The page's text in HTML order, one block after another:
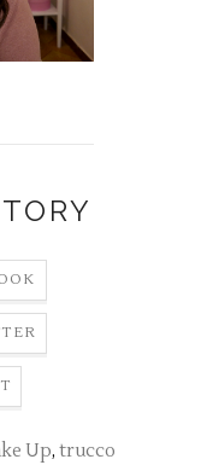
Up, trucco